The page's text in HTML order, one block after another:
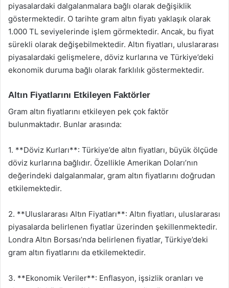
piyasalardaki dalgalanmalara bağlı olarak değişiklik
göstermektedir. O tarihte gram altın fiyatı yaklaşık olarak
1.000 TL seviyelerinde işlem görmektedir. Ancak, bu fiyat
sürekli olarak değişebilmektedir. Altın fiyatları, uluslararası
piyasalardaki gelişmelere, döviz kurlarına ve Türkiye’deki
ekonomik duruma bağlı olarak farklılık göstermektedir.
Altın Fiyatlarını Etkileyen Faktörler
Gram altın fiyatlarını etkileyen pek çok faktör
bulunmaktadır. Bunlar arasında:
1. **Döviz Kurları**: Türkiye’de altın fiyatları, büyük ölçüde
döviz kurlarına bağlıdır. Özellikle Amerikan Doları’nın
değerindeki dalgalanmalar, gram altın fiyatlarını doğrudan
etkilemektedir.
2. **Uluslararası Altın Fiyatları**: Altın fiyatları, uluslararası
piyasalarda belirlenen fiyatlar üzerinden şekillenmektedir.
Londra Altın Borsası’nda belirlenen fiyatlar, Türkiye’deki
gram altın fiyatlarını da etkilemektedir.
3. **Ekonomik Veriler**: Enflasyon, işsizlik oranları ve